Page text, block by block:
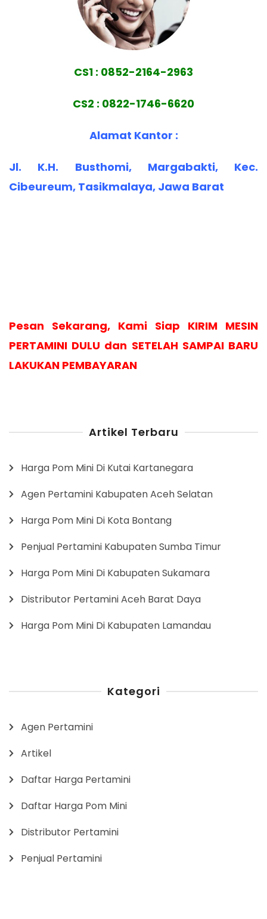
CS1 : 0852-2164-2963
CS2 : 0822-1746-6620
Alamat Kantor :
Jl. K.H. Busthomi, Margabakti, Kec.
Cibeureum, Tasikmalaya, Jawa Barat
Pesan Sekarang, Kami Siap KIRIM MESIN
PERTAMINI DULU dan SETELAH SAMPAI BARU
LAKUKAN PEMBAYARAN
Artikel Terbaru
Harga Pom Mini Di Kutai Kartanegara
Agen Pertamini Kabupaten Aceh Selatan
Harga Pom Mini Di Kota Bontang
Penjual Pertamini Kabupaten Sumba Timur
Harga Pom Mini Di Kabupaten Sukamara
Distributor Pertamini Aceh Barat Daya
Harga Pom Mini Di Kabupaten Lamandau
Kategori
Agen Pertamini
Artikel
Daftar Harga Pertamini
Daftar Harga Pom Mini
Distributor Pertamini
Penjual Pertamini